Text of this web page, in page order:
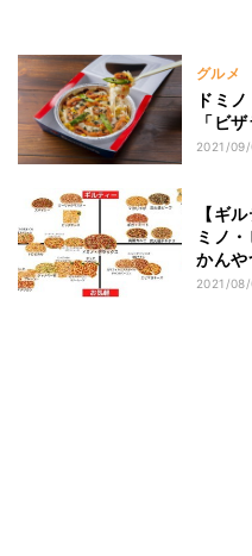
グルメ
ドミ
「ビ
2021/09/
【ギ
ミノ
かんや
2021/